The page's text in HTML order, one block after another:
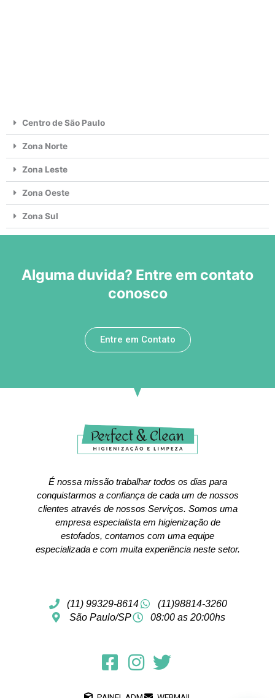
Centro de São Paulo
Zona Norte
Zona Leste
Zona Oeste
Zona Sul
Alguma duvida? Entre em contato
conosco
Entre em Contato
É nossa missão trabalhar todos os dias para
conquistarmos a confiança de cada um de nossos
clientes através de nossos Serviços. Somos uma
empresa especialista em higienização de
estofados, contamos com uma equipe
especializada e com muita experiência neste setor.
(11) 99329-8614
(11)98814-3260
São Paulo/SP
08:00 as 20:00hs